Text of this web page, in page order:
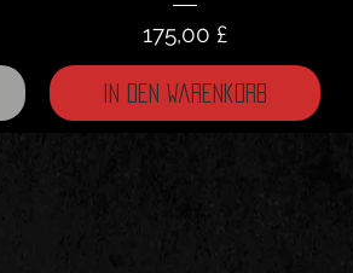
Preis
175,00 £
In den Warenkorb